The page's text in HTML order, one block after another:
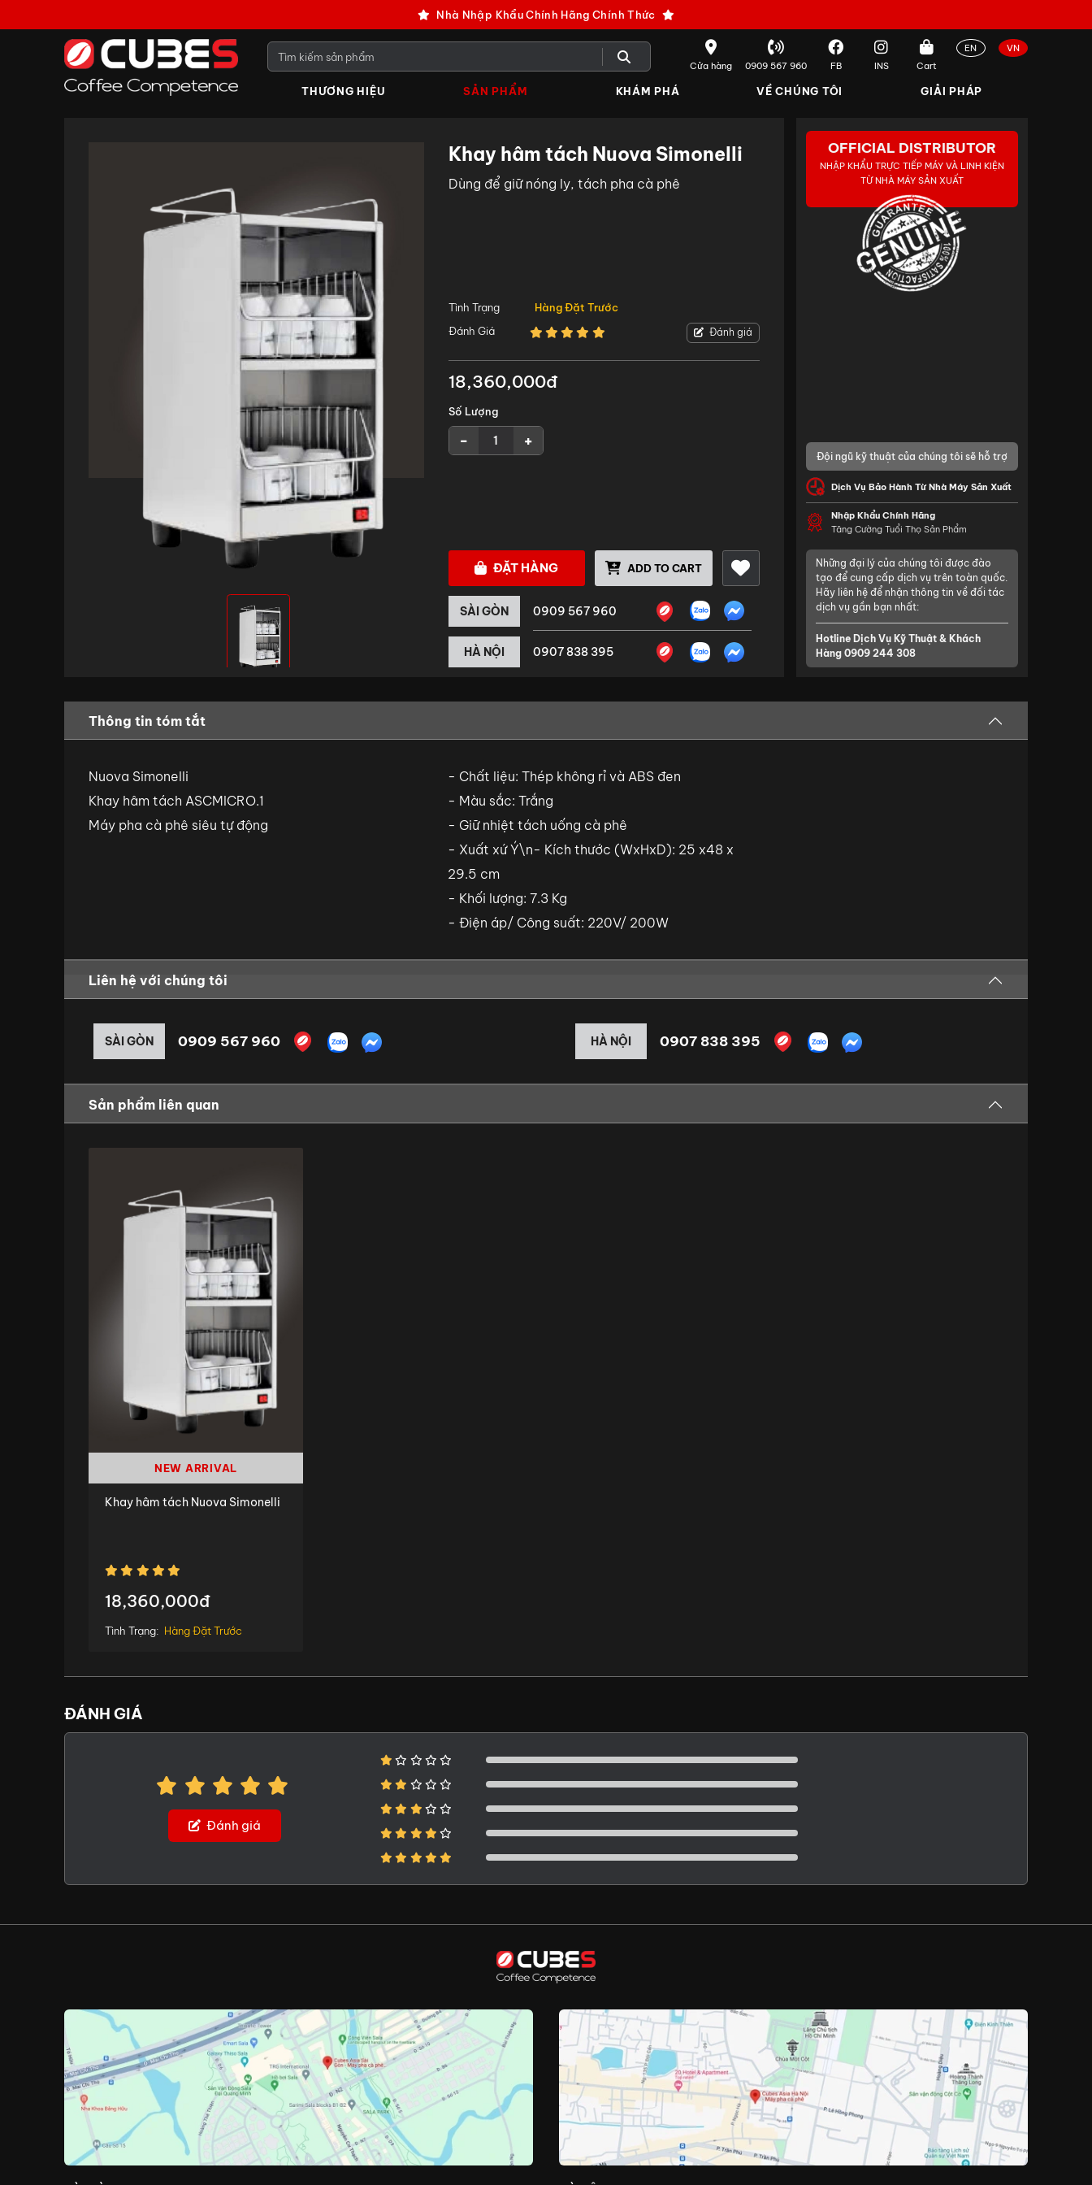
Nhà Nhập Khẩu Chính Hãng Chính Thức
Cửa hàng 0909 567 960 FB INS Cart
EN VN
THƯƠNG HIỆU SẢN PHẨM KHÁM PHÁ VỀ CHÚNG TÔI GIẢI PHÁP
Khay hâm tách Nuova Simonelli
Dùng để giữ nóng ly, tách pha cà phê
Tình Trạng
Hàng Đặt Trước
Đánh Giá
Đánh giá
18,360,000đ
Số Lượng
- +
ĐẶT HÀNG ADD TO CART
SÀI GÒN 0909 567 960
HÀ NỘI 0907 838 395
OFFICIAL DISTRIBUTOR
NHẬP KHẨU TRỰC TIẾP MÁY VÀ LINH KIỆN
TỪ NHÀ MÁY SẢN XUẤT
Đội ngũ kỹ thuật của chúng tôi sẽ hỗ trợ
Dịch Vụ Bảo Hành Từ Nhà Máy Sản Xuất
Nhập Khẩu Chính Hãng
Tăng Cường Tuổi Thọ Sản Phẩm
Những đại lý của chúng tôi được đào
tạo để cung cấp dịch vụ trên toàn quốc.
Hãy liên hệ để nhận thông tin về đối tác
dịch vụ gần bạn nhất:
Hotline Dịch Vụ Kỹ Thuật & Khách
Hàng 0909 244 308
Thông tin tóm tắt
Nuova Simonelli
Khay hâm tách ASCMICRO.1
Máy pha cà phê siêu tự động
- Chất liệu: Thép không rỉ và ABS đen
- Màu sắc: Trắng
- Giữ nhiệt tách uống cà phê
- Xuất xứ Ý\n- Kích thước (WxHxD): 25 x48 x
29.5 cm
- Khối lượng: 7.3 Kg
- Điện áp/ Công suất: 220V/ 200W
Liên hệ với chúng tôi
SÀI GÒN 0909 567 960 HÀ NỘI 0907 838 395
Sản phẩm liên quan
NEW ARRIVAL
Khay hâm tách Nuova Simonelli
18,360,000đ
Tình Trạng: Hàng Đặt Trước
ĐÁNH GIÁ
Đánh giá